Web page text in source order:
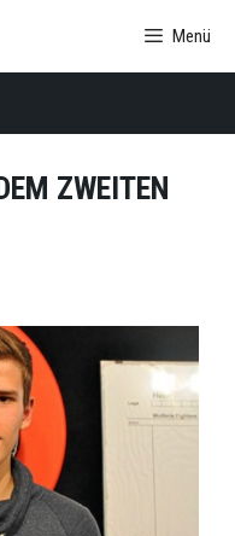
Menü
ZWEITEN